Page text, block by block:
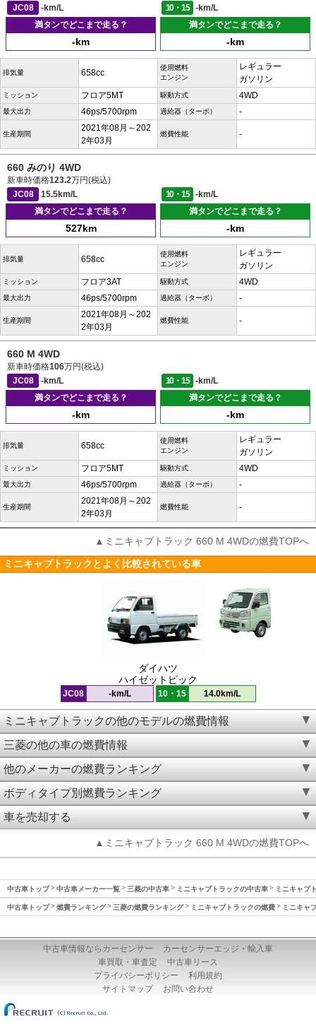
JC08
-km/L 10・15
-km/L
満タンでどこまで走る？
-km
満タンでどこまで走る？
-km
排気量 658cc
使用燃料
エンジン
レギュラー
ガソリン
ミッション フロア5MT 駆動方式 4WD
最大出力 46ps/5700rpm 過給器（ターボ） -
生産期間
2021年08月～202
2年03月
燃費性能 -
660 みのり 4WD
新車時価格123.2万円(税込)
JC08
15.5km/L 10・15
-km/L
満タンでどこまで走る？
527km
満タンでどこまで走る？
-km
排気量 658cc
使用燃料
エンジン
レギュラー
ガソリン
ミッション フロア3AT 駆動方式 4WD
最大出力 46ps/5700rpm 過給器（ターボ） -
生産期間
2021年08月～202
2年03月
燃費性能 -
660 M 4WD
新車時価格106万円(税込)
JC08
-km/L 10・15
-km/L
満タンでどこまで走る？
-km
満タンでどこまで走る？
-km
排気量 658cc
使用燃料
エンジン
レギュラー
ガソリン
ミッション フロア5MT 駆動方式 4WD
最大出力 46ps/5700rpm 過給器（ターボ） -
生産期間
2021年08月～202
2年03月
燃費性能 -
▲ミニキャブトラック 660 M 4WDの燃費TOPへ
ミニキャブトラックとよく比較されている車
ダイハツ
ハイゼットピック
JC08 -km/L 10・15 14.0km/L
ミニキャブトラックの他のモデルの燃費情報
三菱の他の車の燃費情報
他のメーカーの燃費ランキング
ボディタイプ別燃費ランキング
車を売却する
▲ミニキャブトラック 660 M 4WDの燃費TOPへ
中古車トップ 中古車メーカー一覧 三菱の中古車 ミニキャブトラックの中古車 ミニキャブ
中古車トップ 燃費ランキング 三菱の燃費ランキング ミニキャブトラックの燃費 ミニキャ
中古車情報ならカーセンサー
カーセンサーエッジ・輸入車
車買取・車査定
中古車リース
プライバシーポリシー
利用規約
サイトマップ
お問い合わせ